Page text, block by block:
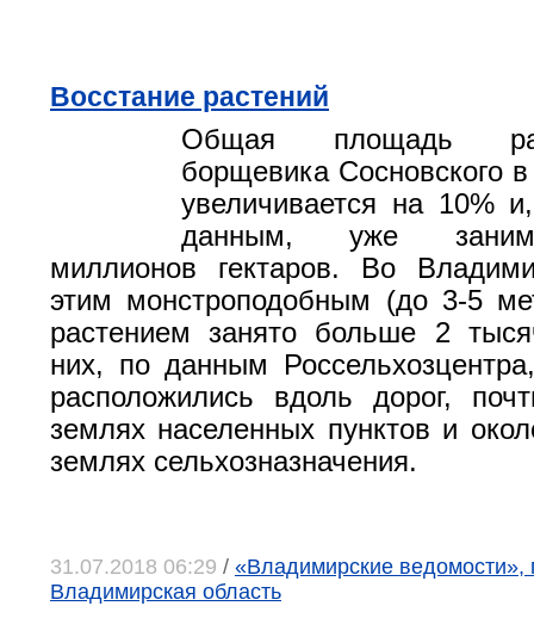
Восстание растений
Общая площадь
борщевика Сосновского
увеличивается на 10%
данным, уже
миллионов гектаров. Во
этим монстроподобным (до 3-5
растением занято больше 2
них, по данным
расположились вдоль дорог,
землях населенных пунктов и
землях сельхозназначения.
31.07.2018 06:29 / «Владимирские ведомости»,
Владимирская область